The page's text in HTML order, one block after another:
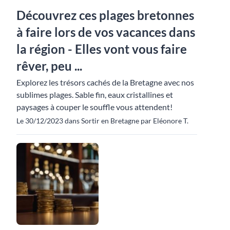
Découvrez ces plages bretonnes
à faire lors de vos vacances dans
la région - Elles vont vous faire
rêver, peu ...
Explorez les trésors cachés de la Bretagne avec nos
sublimes plages. Sable fin, eaux cristallines et
paysages à couper le souffle vous attendent!
Le 30/12/2023 dans Sortir en Bretagne par Eléonore T.